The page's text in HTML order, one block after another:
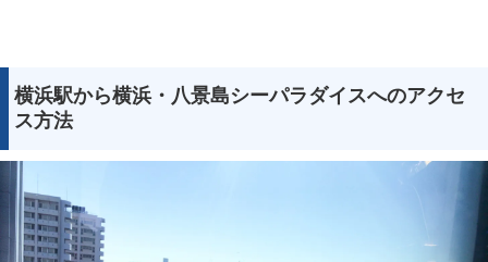
横浜駅から横浜・八景島シーパラダイスへのアクセ
ス方法